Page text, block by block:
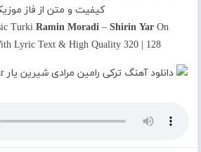
کیفیت و متن از فاز
Turki Ramin Moradi– Shirin YarOn
Lyric Text & High Quality 320 | 128